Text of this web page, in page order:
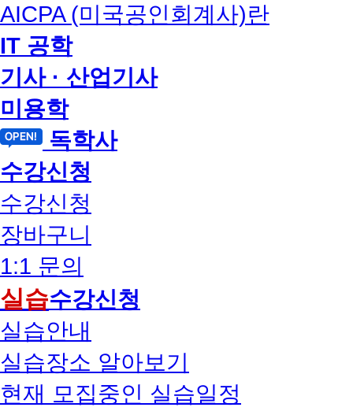
AICPA (미국공인회계사)란
IT 공학
기사 · 산업기사
미용학
독학사
수강신청
수강신청
장바구니
1:1 문의
실습수강신청
실습안내
실습장소 알아보기
현재 모집중인 실습일정